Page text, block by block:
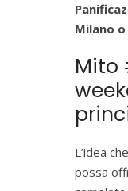
Milano
Mito
L’idea
possa